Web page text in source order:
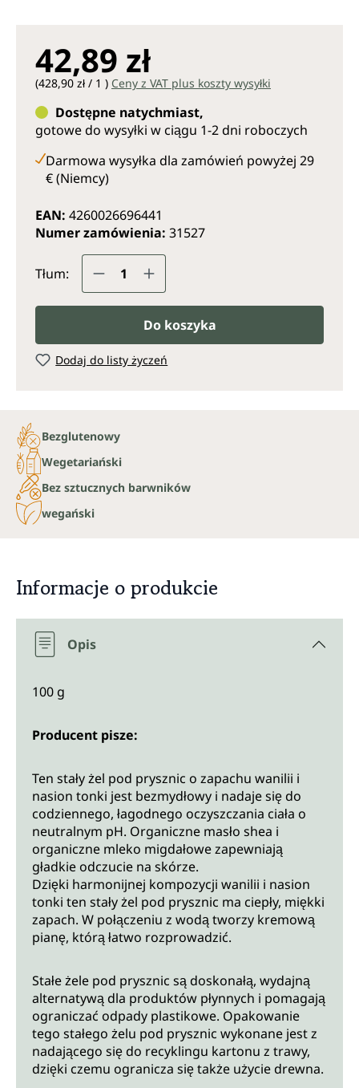
42,89 zł
(428,90 zł / 1 ) Ceny z VAT plus koszty wysyłki
Dostępne natychmiast,
gotowe do wysyłki w ciągu 1-2 dni roboczych
Darmowa wysyłka dla zamówień powyżej 29
€ (Niemcy)
EAN: 4260026696441
Numer zamówienia: 31527
Tłum: Ilość produktu: Wprowadź
Do koszyka
Dodaj do listy życzeń
Bezglutenowy
Wegetariański
Bez sztucznych barwników
wegański
Informacje o produkcie
Opis
100 g
Producent pisze:
Ten stały żel pod prysznic o zapachu wanilii i
nasion tonki jest bezmydłowy i nadaje się do
codziennego, łagodnego oczyszczania ciała o
neutralnym pH. Organiczne masło shea i
organiczne mleko migdałowe zapewniają
gładkie odczucie na skórze.
Dzięki harmonijnej kompozycji wanilii i nasion
tonki ten stały żel pod prysznic ma ciepły, miękki
zapach. W połączeniu z wodą tworzy kremową
pianę, którą łatwo rozprowadzić.
Stałe żele pod prysznic są doskonałą, wydajną
alternatywą dla produktów płynnych i pomagają
ograniczać odpady plastikowe. Opakowanie
tego stałego żelu pod prysznic wykonane jest z
nadającego się do recyklingu kartonu z trawy,
dzięki czemu ogranicza się także użycie drewna.